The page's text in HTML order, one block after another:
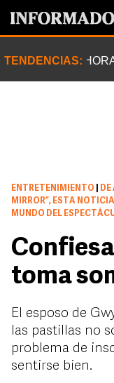
TENDENCIAS:
ENTRETENIMIENTO
MIRROR”, ESTA
MUNDO DEL
toma
El esposo de
las pastillas no
problema de
sentirse bien.